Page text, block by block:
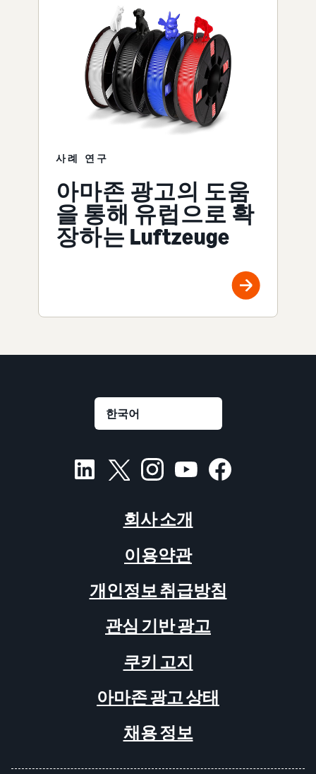
사례 연구
아마존 광고의 도움
을 통해 유럽으로 확
장하는 Luftzeuge
회사 소개
이용약관
개인정보 취급방침
관심 기반 광고
쿠키 고지
아마존 광고 상태
채용 정보